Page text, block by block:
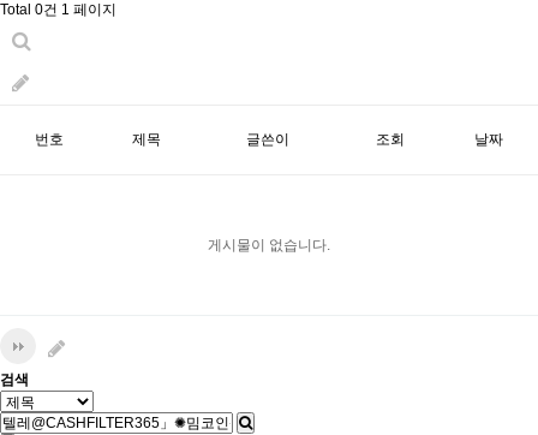
Total 0건 1 페이지
번호 제목 글쓴이 조회 날짜
게시물이 없습니다.
검색